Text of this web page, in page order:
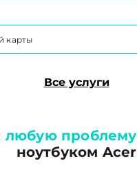
карты
Все услуги
любую проблему
ноутбуком Acer